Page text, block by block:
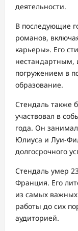
деятельности.
В последующие
романов,
карьеры». Его
нестандартным,
погружением в
образование.
Стендаль также
участвовал в
года. Он
Юлиуса и Луи-
долгосрочного
Стендаль умер
Франция. Его
из самых важных
работы до сих
аудиторией.